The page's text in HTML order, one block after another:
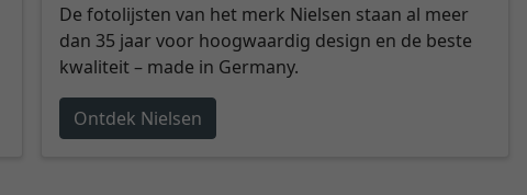
De fotolijsten van het merk Nielsen staan al meer
dan 35 jaar voor hoogwaardig design en de beste
kwaliteit – made in Germany.
Ontdek Nielsen